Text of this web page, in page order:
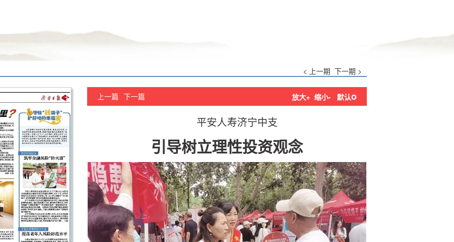
< 上一期 下一期 >
上一篇 下一篇 放大+ 缩小- 默认o
平安人寿济宁中支
引导树立理性投资观念